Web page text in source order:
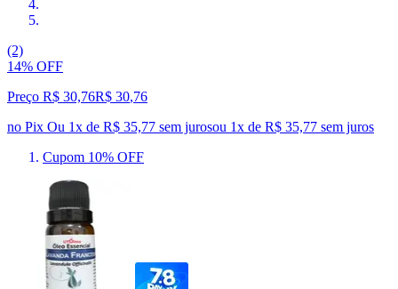
(2)
14% OFF
Preço R$ 30,76R$ 30,76
no Pix Ou 1x de R$ 35,77 sem jurosou 1x de R$ 35,77 sem juros
Cupom 10% OFF